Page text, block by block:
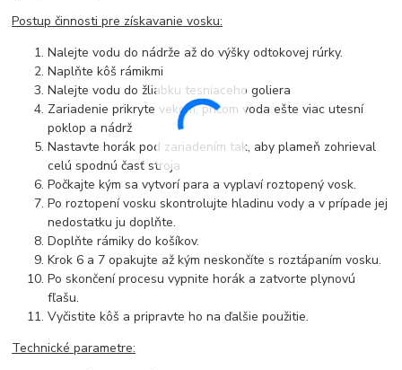
Postup činnosti pre získavanie vosku:
Nalejte vodu do nádrže až do výšky odtokovej rúrky.
Naplňte kôš rámikmi
Nalejte vodu do žliabku tesniaceho goliera
Zariadenie prikryte vekom, pričom voda ešte viac utesní
poklop a nádrž
Nastavte horák pod zariadením tak, aby plameň zohrieval
celú spodnú časť stroja
Počkajte kým sa vytvorí para a vyplaví roztopený vosk.
Po roztopení vosku skontrolujte hladinu vody a v prípade jej
nedostatku ju doplňte.
Doplňte rámiky do košíkov.
Krok 6 a 7 opakujte až kým neskončíte s roztápaním vosku.
Po skončení procesu vypnite horák a zatvorte plynovú
fľašu.
Vyčistite kôš a pripravte ho na ďalšie použitie.
Technické parametre: